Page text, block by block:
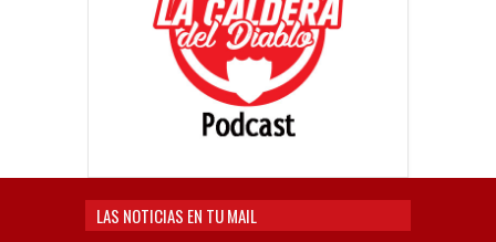
LAS NOTICIAS EN TU MAIL